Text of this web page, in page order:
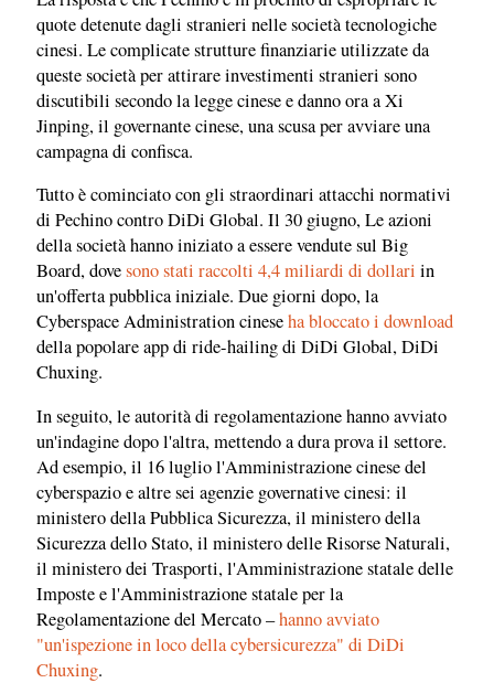
quote detenute dagli stranieri nelle società tecnologiche
cinesi. Le complicate strutture finanziarie utilizzate da
queste società per attirare investimenti stranieri sono
discutibili secondo la legge cinese e danno ora a Xi
Jinping, il governante cinese, una scusa per avviare una
campagna di confisca.
Tutto è cominciato con gli straordinari attacchi normativi
di Pechino contro DiDi Global. Il 30 giugno, Le azioni
della società hanno iniziato a essere vendute sul Big
Board, dovesono stati raccolti 4,4 miliardi di dollari in
un'offerta pubblica iniziale. Due giorni dopo, la
Cyberspace Administration cineseha bloccato i download
della popolare app di ride-hailing di DiDi Global, DiDi
Chuxing.
In seguito, le autorità di regolamentazione hanno avviato
un'indagine dopo l'altra, mettendo a dura prova il settore.
Ad esempio, il 16 luglio l'Amministrazione cinese del
cyberspazio e altre sei agenzie governative cinesi: il
ministero della Pubblica Sicurezza, il ministero della
Sicurezza dello Stato, il ministero delle Risorse Naturali,
il ministero dei Trasporti, l'Amministrazione statale delle
Imposte e l'Amministrazione statale per la
Regolamentazione del Mercato –hanno avviato
"un'ispezione in loco della cybersicurezza" di DiDi
Chuxing.